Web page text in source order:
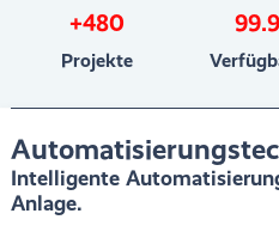
480
Projekte
99.9
Intelligente
Anlage.